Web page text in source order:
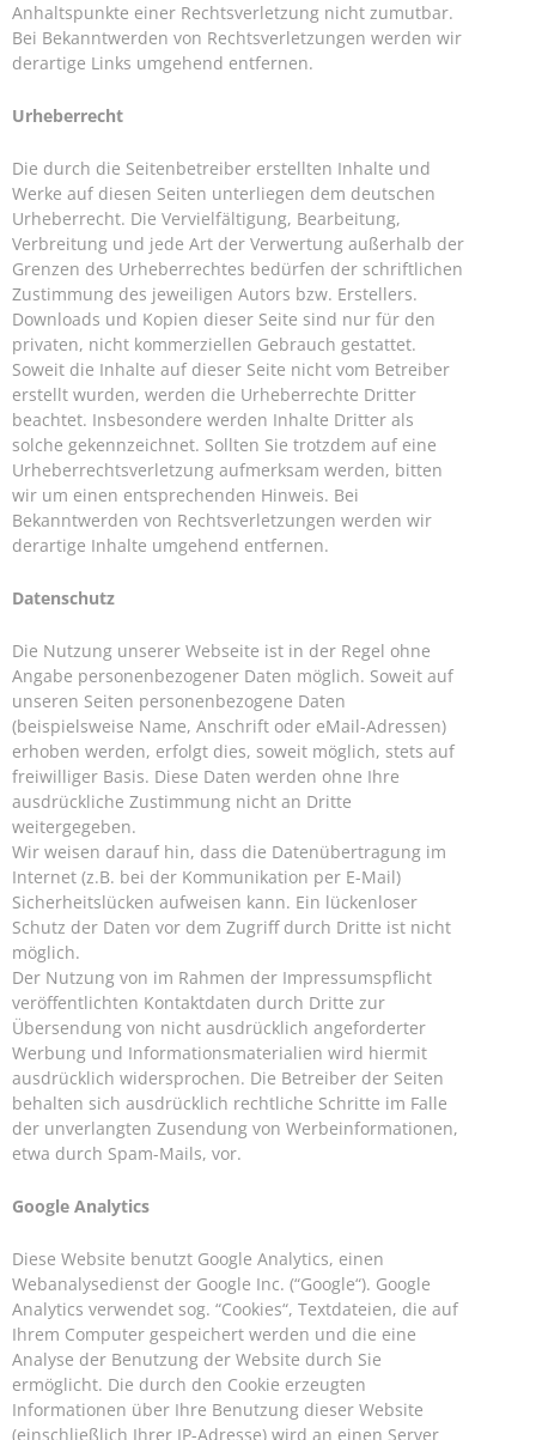
Anhaltspunkte einer Rechtsverletzung nicht zumutbar.
Bei Bekanntwerden von Rechtsverletzungen werden wir
derartige Links umgehend entfernen.
Urheberrecht
Die durch die Seitenbetreiber erstellten Inhalte und
Werke auf diesen Seiten unterliegen dem deutschen
Urheberrecht. Die Vervielfältigung, Bearbeitung,
Verbreitung und jede Art der Verwertung außerhalb der
Grenzen des Urheberrechtes bedürfen der schriftlichen
Zustimmung des jeweiligen Autors bzw. Erstellers.
Downloads und Kopien dieser Seite sind nur für den
privaten, nicht kommerziellen Gebrauch gestattet.
Soweit die Inhalte auf dieser Seite nicht vom Betreiber
erstellt wurden, werden die Urheberrechte Dritter
beachtet. Insbesondere werden Inhalte Dritter als
solche gekennzeichnet. Sollten Sie trotzdem auf eine
Urheberrechtsverletzung aufmerksam werden, bitten
wir um einen entsprechenden Hinweis. Bei
Bekanntwerden von Rechtsverletzungen werden wir
derartige Inhalte umgehend entfernen.
Datenschutz
Die Nutzung unserer Webseite ist in der Regel ohne
Angabe personenbezogener Daten möglich. Soweit auf
unseren Seiten personenbezogene Daten
(beispielsweise Name, Anschrift oder eMail-Adressen)
erhoben werden, erfolgt dies, soweit möglich, stets auf
freiwilliger Basis. Diese Daten werden ohne Ihre
ausdrückliche Zustimmung nicht an Dritte
weitergegeben.
Wir weisen darauf hin, dass die Datenübertragung im
Internet (z.B. bei der Kommunikation per E-Mail)
Sicherheitslücken aufweisen kann. Ein lückenloser
Schutz der Daten vor dem Zugriff durch Dritte ist nicht
möglich.
Der Nutzung von im Rahmen der Impressumspflicht
veröffentlichten Kontaktdaten durch Dritte zur
Übersendung von nicht ausdrücklich angeforderter
Werbung und Informationsmaterialien wird hiermit
ausdrücklich widersprochen. Die Betreiber der Seiten
behalten sich ausdrücklich rechtliche Schritte im Falle
der unverlangten Zusendung von Werbeinformationen,
etwa durch Spam-Mails, vor.
Google Analytics
Diese Website benutzt Google Analytics, einen
Webanalysedienst der Google Inc. (“Google“). Google
Analytics verwendet sog. “Cookies“, Textdateien, die auf
Ihrem Computer gespeichert werden und die eine
Analyse der Benutzung der Website durch Sie
ermöglicht. Die durch den Cookie erzeugten
Informationen über Ihre Benutzung dieser Website
(einschließlich Ihrer IP-Adresse) wird an einen Server